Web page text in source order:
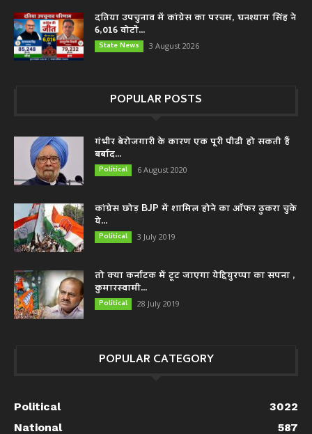
दतिया उपचुनाव में कांग्रेस का परचम, घनश्याम सिंह ने
6,016 वोटों...
State News 3 August 2026
POPULAR POSTS
गंभीर बेरोजगारी के कारण एक पूरी पीढी हो सकती हैं
बर्बाद...
Political 6 August 2020
कांग्रेस छोड़ BJP में शामिल होने का ऑफर ठुकरा चुके
ये...
Political 3 July 2019
तो क्या कर्नाटक में टूट जाएगा येद्दियुरप्पा का सपना ,
कुमारस्वामी...
Political 28 July 2019
POPULAR CATEGORY
Political
3022
National
587